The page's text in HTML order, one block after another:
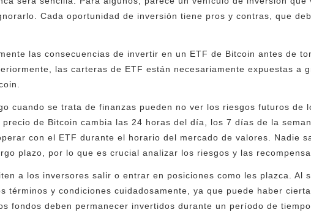
Cada oportunidad de inversión tiene pros y contras, que
las consecuencias de invertir en un ETF de Bitcoin antes de
las carteras de ETF están necesariamente expuestas a
cuando se trata de finanzas pueden no ver los riesgos futuros de
de Bitcoin cambia las 24 horas del día, los 7 días de la
con el ETF durante el horario del mercado de valores. Nadie
plazo, por lo que es crucial analizar los riesgos y las
a los inversores salir o entrar en posiciones como les plazca. Al
términos y condiciones cuidadosamente, ya que puede haber
fondos deben permanecer invertidos durante un período de